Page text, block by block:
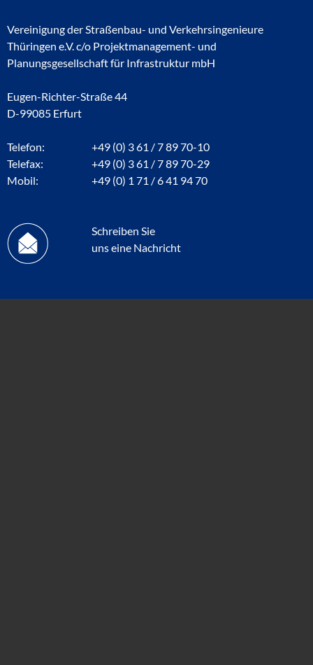
Vereinigung der Straßenbau- und Verkehrsingenieure
Thüringen e.V. c/o Projektmanagement- und
Planungsgesellschaft für Infrastruktur mbH
Eugen-Richter-Straße 44
D-99085 Erfurt
Telefon:
+49 (0) 3 61 / 7 89 70-10
Telefax:
+49 (0) 3 61 / 7 89 70-29
Mobil:
+49 (0) 1 71 / 6 41 94 70
Schreiben Sie
uns eine Nachricht